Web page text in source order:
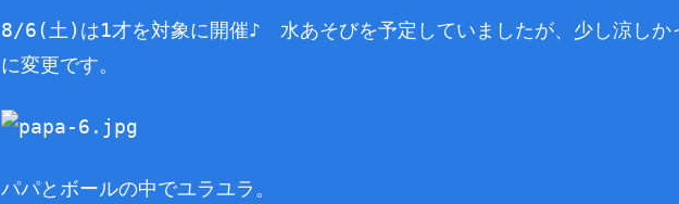
8/6(土)は1才を対象に開催♪ 水あそびを予定していましたが、少し涼しか
に変更です。
パパとボールの中でユラユラ。